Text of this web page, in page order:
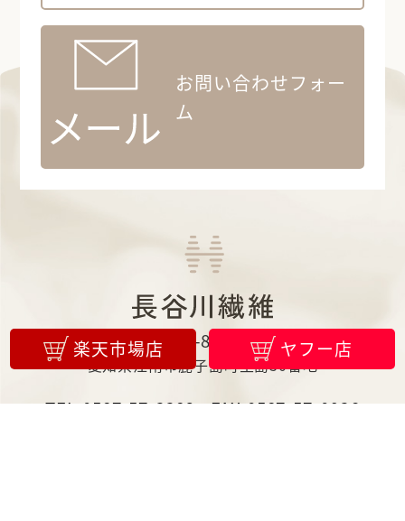
お問い合わせフォー
ム
〒483-8008
愛知県江南市鹿子島町生島30番地
TEL:0587-57-3382 FAX:0587-57-0936
楽天市場店 ヤフー店